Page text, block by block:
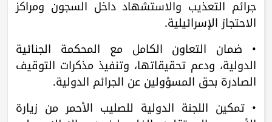
جرائم التعذيب والاستشهاد داخل السجون ومراكز
الاحتجاز الإسرائيلية.
• ضمان التعاون الكامل مع المحكمة الجنائية
الدولية، ودعم تحقيقاتها، وتنفيذ مذكرات التوقيف
الصادرة بحق المسؤولين عن الجرائم الدولية.
• تمكين اللجنة الدولية للصليب الأحمر من زيارة